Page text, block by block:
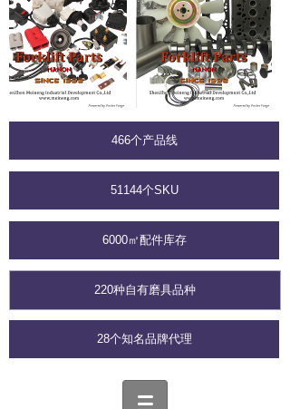
51144个SKU
28个知名品牌代理
220种自有磨具品种
6000㎡配件库存
466个产品线